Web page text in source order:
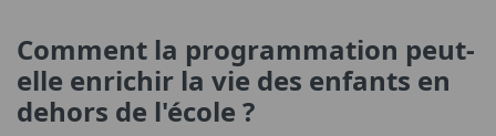
Comment la programmation peut-
elle enrichir la vie des enfants en
dehors de l'école ?